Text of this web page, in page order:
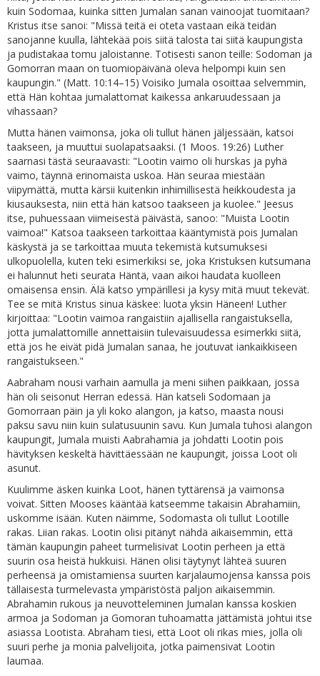
kuin Sodomaa, kuinka sitten Jumalan sanan vainoojat tuomitaan?
Kristus itse sanoi: "Missä teitä ei oteta vastaan eikä teidän
sanojanne kuulla, lähtekää pois siitä talosta tai siitä kaupungista
ja pudistakaa tomu jaloistanne. Totisesti sanon teille: Sodoman ja
Gomorran maan on tuomiopäivänä oleva helpompi kuin sen
kaupungin." (Matt. 10:14–15) Voisiko Jumala osoittaa selvemmin,
että Hän kohtaa jumalattomat kaikessa ankaruudessaan ja
vihassaan?
Mutta hänen vaimonsa, joka oli tullut hänen jäljessään, katsoi
taakseen, ja muuttui suolapatsaaksi. (1 Moos. 19:26) Luther
saarnasi tästä seuraavasti: "Lootin vaimo oli hurskas ja pyhä
vaimo, täynnä erinomaista uskoa. Hän seuraa miestään
viipymättä, mutta kärsii kuitenkin inhimillisestä heikkoudesta ja
kiusauksesta, niin että hän katsoo taakseen ja kuolee." Jeesus
itse, puhuessaan viimeisestä päivästä, sanoo: "Muista Lootin
vaimoa!" Katsoa taakseen tarkoittaa kääntymistä pois Jumalan
käskystä ja se tarkoittaa muuta tekemistä kutsumuksesi
ulkopuolella, kuten teki esimerkiksi se, joka Kristuksen kutsumana
ei halunnut heti seurata Häntä, vaan aikoi haudata kuolleen
omaisensa ensin. Älä katso ympärillesi ja kysy mitä muut tekevät.
Tee se mitä Kristus sinua käskee: luota yksin Häneen! Luther
kirjoittaa: "Lootin vaimoa rangaistiin ajallisella rangaistuksella,
jotta jumalattomille annettaisiin tulevaisuudessa esimerkki siitä,
että jos he eivät pidä Jumalan sanaa, he joutuvat iankaikkiseen
rangaistukseen."
Aabraham nousi varhain aamulla ja meni siihen paikkaan, jossa
hän oli seisonut Herran edessä. Hän katseli Sodomaan ja
Gomorraan päin ja yli koko alangon, ja katso, maasta nousi
paksu savu niin kuin sulatusuunin savu. Kun Jumala tuhosi alangon
kaupungit, Jumala muisti Aabrahamia ja johdatti Lootin pois
hävityksen keskeltä hävittäessään ne kaupungit, joissa Loot oli
asunut.
Kuulimme äsken kuinka Loot, hänen tyttärensä ja vaimonsa
voivat. Sitten Mooses kääntää katseemme takaisin Abrahamiin,
uskomme isään. Kuten näimme, Sodomasta oli tullut Lootille
rakas. Liian rakas. Lootin olisi pitänyt nähdä aikaisemmin, että
tämän kaupungin paheet turmelisivat Lootin perheen ja että
suurin osa heistä hukkuisi. Hänen olisi täytynyt lähteä suuren
perheensä ja omistamiensa suurten karjalaumojensa kanssa pois
tällaisesta turmelevasta ympäristöstä paljon aikaisemmin.
Abrahamin rukous ja neuvotteleminen Jumalan kanssa koskien
armoa ja Sodoman ja Gomoran tuhoamatta jättämistä johtui itse
asiassa Lootista. Abraham tiesi, että Loot oli rikas mies, jolla oli
suuri perhe ja monia palvelijoita, jotka paimensivat Lootin
laumaa.